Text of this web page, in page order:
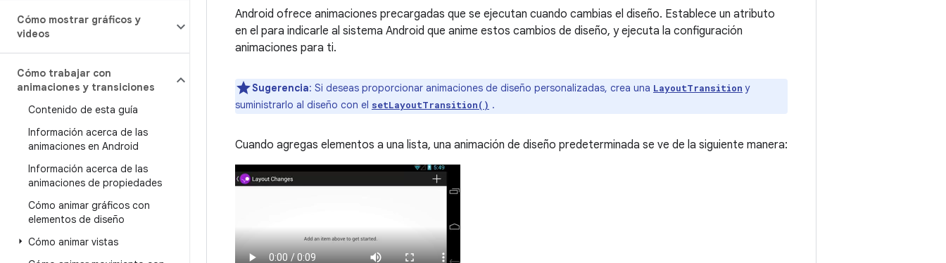
Cómo mostrar gráficos y
videos
Cómo trabajar con
animaciones y transiciones
Contenido de esta guía
Información acerca de las
animaciones en Android
Información acerca de las
animaciones de propiedades
Cómo animar gráficos con
elementos de diseño
Cómo animar vistas
Android ofrece animaciones precargadas que se ejecutan cuando cambias el diseño. Establece un atributo
en el para indicarle al sistema Android que anime estos cambios de diseño, y ejecuta la configuración
animaciones para ti.
Sugerencia: Si deseas proporcionar animaciones de diseño personalizadas, crea una LayoutTransition y
suministrarlo al diseño con el setLayoutTransition() .
Cuando agregas elementos a una lista, una animación de diseño predeterminada se ve de la siguiente manera: